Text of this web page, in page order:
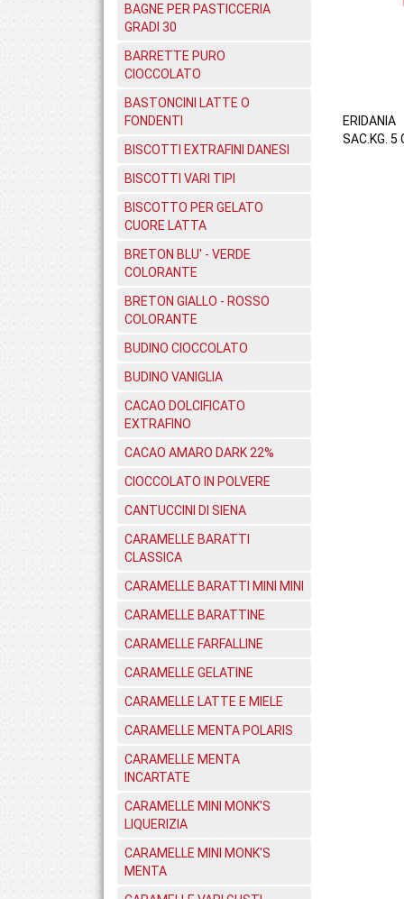
BAGNE PER PASTICCERIA
GRADI 30
BARRETTE PURO
CIOCCOLATO
BASTONCINI LATTE O
FONDENTI
BISCOTTI EXTRAFINI DANESI
BISCOTTI VARI TIPI
BISCOTTO PER GELATO
CUORE LATTA
BRETON BLU' - VERDE
COLORANTE
BRETON GIALLO - ROSSO
COLORANTE
BUDINO CIOCCOLATO
BUDINO VANIGLIA
CACAO DOLCIFICATO
EXTRAFINO
CACAO AMARO DARK 22%
CIOCCOLATO IN POLVERE
CANTUCCINI DI SIENA
CARAMELLE BARATTI
CLASSICA
CARAMELLE BARATTI MINI MINI
CARAMELLE BARATTINE
CARAMELLE FARFALLINE
CARAMELLE GELATINE
CARAMELLE LATTE E MIELE
CARAMELLE MENTA POLARIS
CARAMELLE MENTA
INCARTATE
CARAMELLE MINI MONK'S
LIQUERIZIA
CARAMELLE MINI MONK'S
MENTA
ERIDANIA
SAC.KG. 5